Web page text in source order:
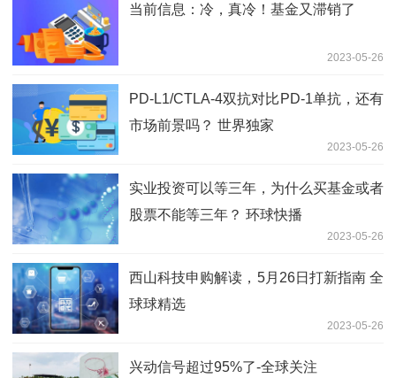
当前信息：冷，真冷！基金又滞销了
2023-05-26
PD-L1/CTLA-4双抗对比PD-1单抗，还有
市场前景吗？ 世界独家
2023-05-26
实业投资可以等三年，为什么买基金或者
股票不能等三年？ 环球快播
2023-05-26
西山科技申购解读，5月26日打新指南 全
球球精选
2023-05-26
兴动信号超过95%了-全球关注